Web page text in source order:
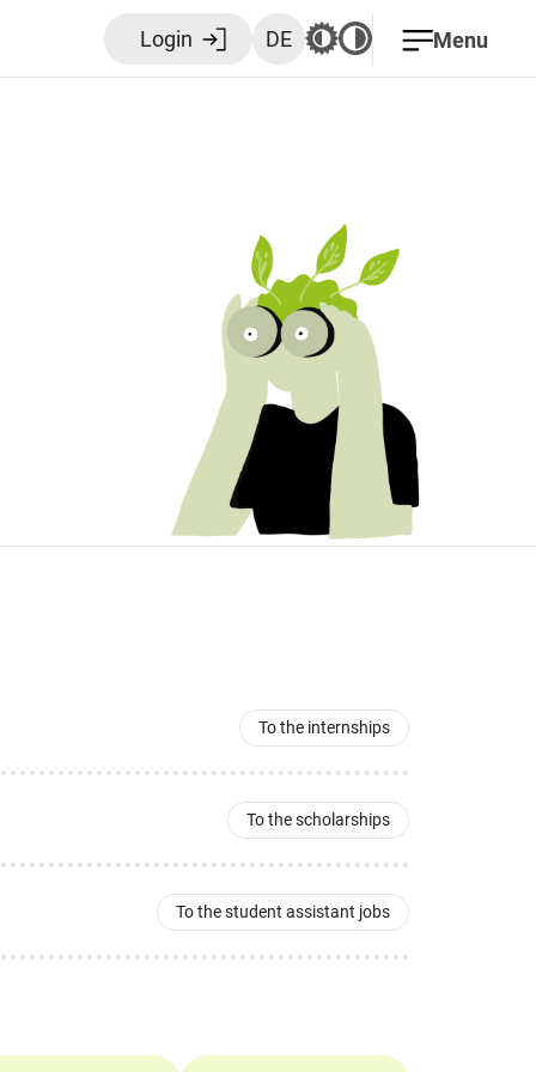
Login DE Menu
To the internships
To the scholarships
To the student assistant jobs